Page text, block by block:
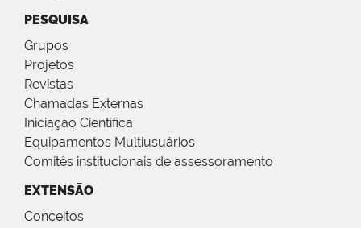
PESQUISA
Grupos
Projetos
Revistas
Chamadas Externas
Iniciação Científica
Equipamentos Multiusuários
Comitês institucionais de assessoramento
EXTENSÃO
Conceitos